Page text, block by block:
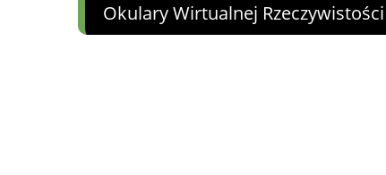
Okulary Wirtualnej